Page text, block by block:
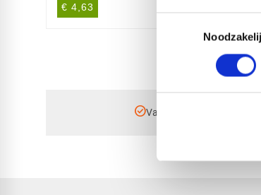
€ 4,63
check_circleVanaf